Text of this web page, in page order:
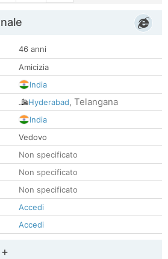
46 anni
Amicizia
India
Hyderabad, Telangana
India
Vedovo
Non specificato
Non specificato
Non specificato
Accedi
Accedi